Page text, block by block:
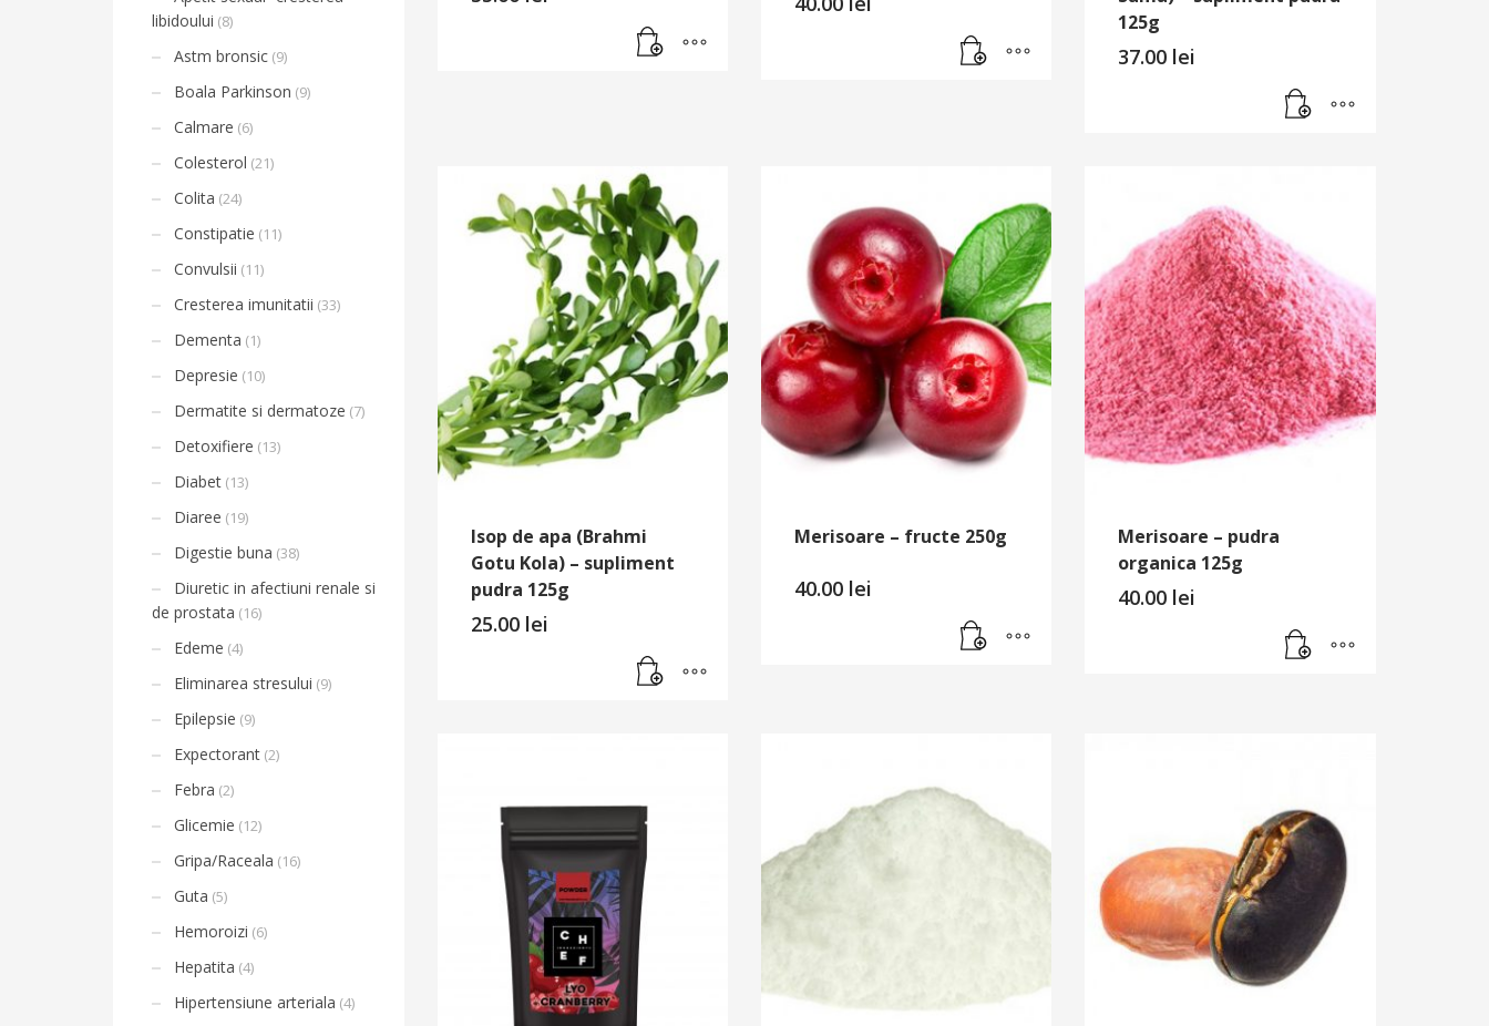
125g
37.00 lei
Isop de apa (Brahmi
Gotu Kola) – supliment
pudra 125g
25.00 lei
Merisoare – fructe 250g
40.00 lei
Merisoare – pudra
organica 125g
40.00 lei
libidoului (8)
Astm bronsic (9)
Boala Parkinson (9)
Calmare (6)
Colesterol (21)
Colita (24)
Constipatie (11)
Convulsii (11)
Cresterea imunitatii (33)
Dementa (1)
Depresie (10)
Dermatite si dermatoze (7)
Detoxifiere (13)
Diabet (13)
Diaree (19)
Digestie buna (38)
Diuretic in afectiuni renale si
de prostata (16)
Edeme (4)
Eliminarea stresului (9)
Epilepsie (9)
Expectorant (2)
Febra (2)
Glicemie (12)
Gripa/Raceala (16)
Guta (5)
Hemoroizi (6)
Hepatita (4)
Hipertensiune arteriala (4)